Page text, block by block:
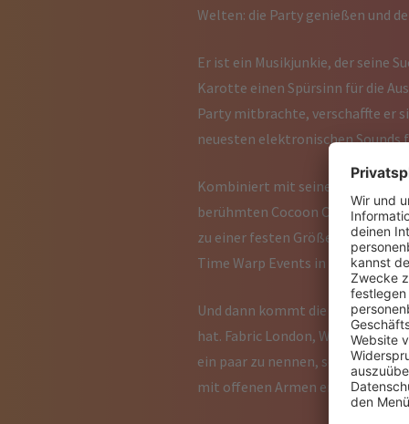
Welten: die Party genießen und
Er ist ein Musikjunkie, der seine
Karotte einen Spürsinn für die
Party mitbrachte, verschaffte er
neuesten elektronischen
Kombiniert mit seiner typischen,
berühmten Cocoon Club in
zu einer festen Größe auf den
Time Warp Events in Holland
Und dann kommt die lange Liste
hat. Fabric London, Weekend
ein paar zu nennen, sowie
mit offenen Armen empfangen